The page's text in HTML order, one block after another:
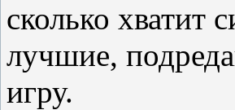
сколько хватит
лучшие,
игру.